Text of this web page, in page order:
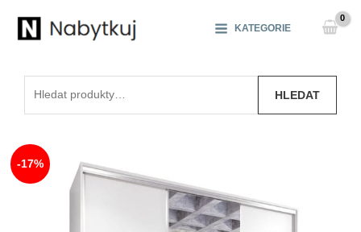
KATEGORIE
HLEDAT
-17%